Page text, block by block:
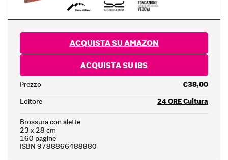
ACQUISTA SU AMAZON
ACQUISTA SU IBS
Prezzo
€38,00
Editore
24 ORE Cultura
Brossura con alette
23 x 28 cm
160 pagine
ISBN 9788866488880